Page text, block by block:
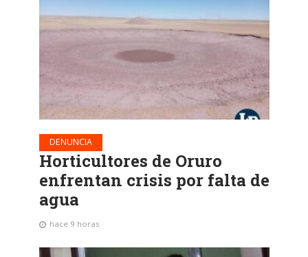
DENUNCIA
Horticultores de Oruro
enfrentan crisis por falta de
agua
hace 9 horas